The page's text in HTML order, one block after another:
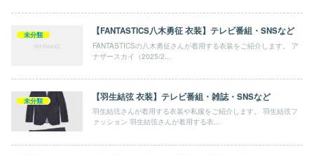
未分類 【FANTASTICS八木勇征 衣装】テレビ番組・SNSなど
FANTASTICSの八木勇征さんが着用する衣装をご紹介します。 ア
ナザースカイ（2025/2...
未分類 【羽生結弦 衣装】テレビ番組・雑誌・SNSなど
羽生結弦さんが着用する衣装や私服をご紹介します。 羽生結弦フ
ァッション 羽生結弦さんが着用する衣...